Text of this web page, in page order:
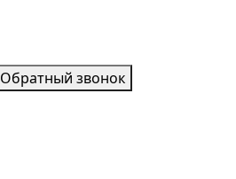
Обратный звонок